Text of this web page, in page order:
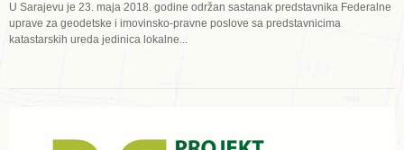
U Sarajevu je 23. maja 2018. godine održan sastanak predstavnika Federalne
uprave za geodetske i imovinsko-pravne poslove sa predstavnicima
katastarskih ureda jedinica lokalne...Opširnije ...